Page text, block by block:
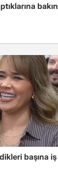
bakın
başına iş